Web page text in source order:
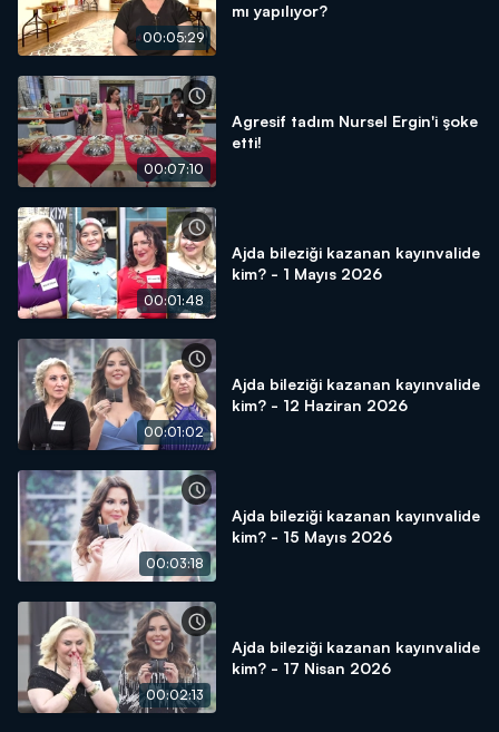
00:05:29
mı yapılıyor?
00:07:10
Agresif tadım Nursel Ergin'i şoke
etti!
00:01:48
Ajda bileziği kazanan kayınvalide
kim? - 1 Mayıs 2026
00:01:02
Ajda bileziği kazanan kayınvalide
kim? - 12 Haziran 2026
00:03:18
Ajda bileziği kazanan kayınvalide
kim? - 15 Mayıs 2026
00:02:13
Ajda bileziği kazanan kayınvalide
kim? - 17 Nisan 2026